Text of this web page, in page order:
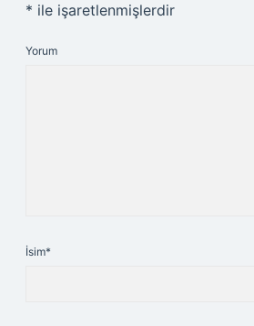
* ile işaretlenmişlerdir
Yorum
İsim*